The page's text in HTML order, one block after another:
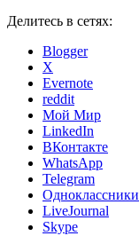
Делитесь в сетях:
Blogger
X
Evernote
reddit
Мой Мир
LinkedIn
ВКонтакте
WhatsApp
Telegram
Одноклассники
LiveJournal
Skype